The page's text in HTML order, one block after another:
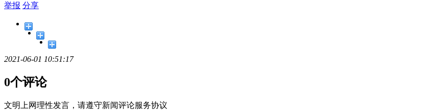
举报 分享
2021-06-01 10:51:17
0个评论
文明上网理性发言，请遵守新闻评论服务协议